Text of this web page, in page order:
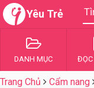
Yêu Trẻ
DANH MỤC ĐỌC
Trang Chủ Cẩm nang